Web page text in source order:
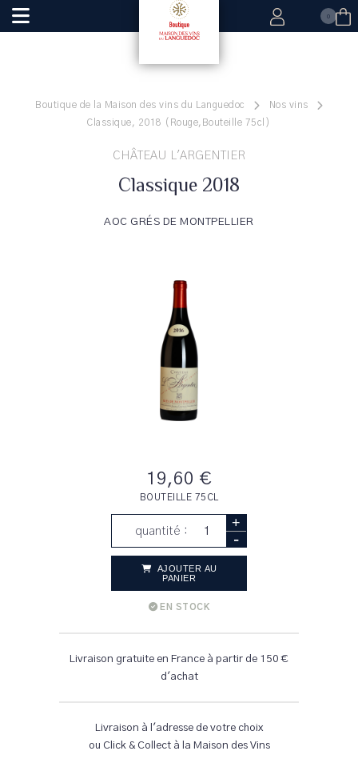
0
Boutique de la Maison des vins du Languedoc
Nos vins
Classique, 2018 (Rouge,Bouteille 75cl)
CHÂTEAU L'ARGENTIER
Classique 2018
AOC GRÉS DE MONTPELLIER
19,60 €
BOUTEILLE 75CL
quantité : +
-
AJOUTER AU
PANIER
EN STOCK
Livraison gratuite en France à partir de 150 €
d'achat
Livraison à l'adresse de votre choix
ou Click & Collect à la Maison des Vins